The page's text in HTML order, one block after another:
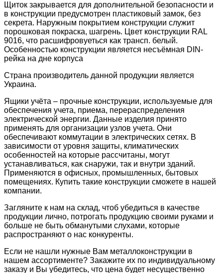
Щиток закрывается для дополнительной безопасности и
в конструкции предусмотрен пластиковый замок, без
секрета. Наружным покрытием конструкции служит
порошковая покраска, шагрень. Цвет конструкции RAL
9016, что расшифровуеться как трансп. белый.
Особенностью конструкции является несъёмная DIN-
рейка на дне корпуса
Страна производитель данной продукции является
Украина.
Ящики учёта – прочные конструкции, используемые для
обеспечения учета, приема, перераспределения
электрической энергии. Данные изделия принято
применять для организации узлов учета. Они
обеспечивают коммутации в электрических сетях. В
зависимости от уровня защиты, климатических
особенностей на которые рассчитаны, могут
устанавливаться, как снаружи, так и внутри зданий.
Применяются в офисных, промышленных, бытовых
помещениях. Купить такие конструкции сможете в нашей
компании.
Загляните к нам на склад, чтоб убедиться в качестве
продукции лично, потрогать продукцию своими руками и
больше не быть обманутыми слухами, которые
распространяют о нас конкуренты.
Если не нашли нужные Вам металлоконструкции в
нашем ассортименте? Закажите их по индивидуальному
заказу и Вы убедитесь, что цена будет несущественно